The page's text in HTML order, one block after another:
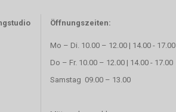
Öffnungszeiten:
Mo – Di. 10.00 – 12.00 | 14.00 - 17.00
Do – Fr. 10.00 – 12.00 | 14.00 - 17.00
Samstag 09.00 – 13.00